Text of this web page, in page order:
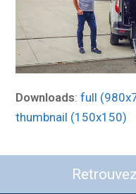
Downloads:full
thumbnail (150x150)